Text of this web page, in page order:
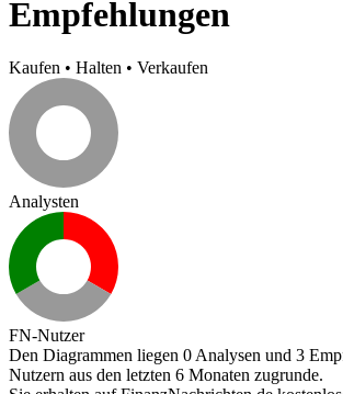
Empfehlungen
Kaufen • Halten • Verkaufen
Analysten
FN-Nutzer
Den Diagrammen liegen 0 Analysen und 3
Nutzern aus den letzten 6 Monaten zugrunde.